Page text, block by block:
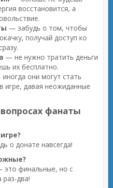
восстановится, а
— забудь о том, чтобы
получай доступ ко
— не нужно тратить деньги
их бесплатно.
они могут стать
игре, давая неожиданные
фанаты
о донате навсегда!
это финальные, но с
два!